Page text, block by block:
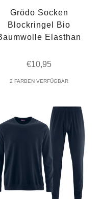
Grödo Socken
Blockringel Bio
Elasthan
Angebot
€10,95
2 FARBEN VERFÜGBAR